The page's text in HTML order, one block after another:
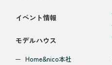
イベント情報
モデルハウス
Home&nico本社